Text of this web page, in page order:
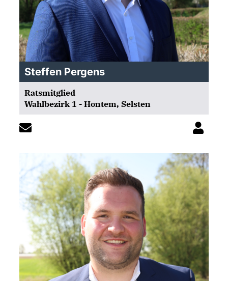
Steffen Pergens
Ratsmitglied
Wahlbezirk 1 - Hontem, Selsten